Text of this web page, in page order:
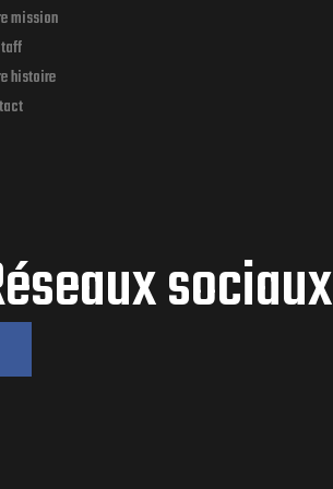
mission
histoire
sociaux